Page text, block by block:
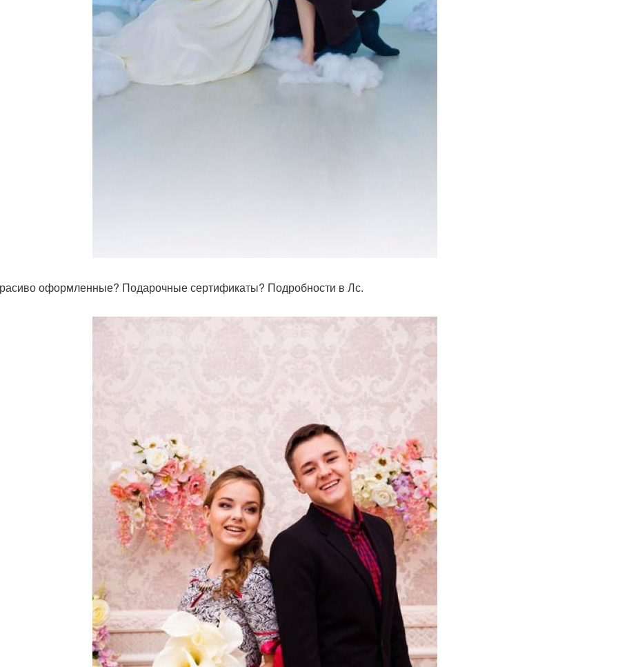
оформленные? Подарочные сертификаты? Подробности в Лс.